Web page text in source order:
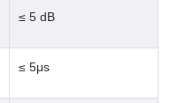
≤ 5 dB
≤ 5μs